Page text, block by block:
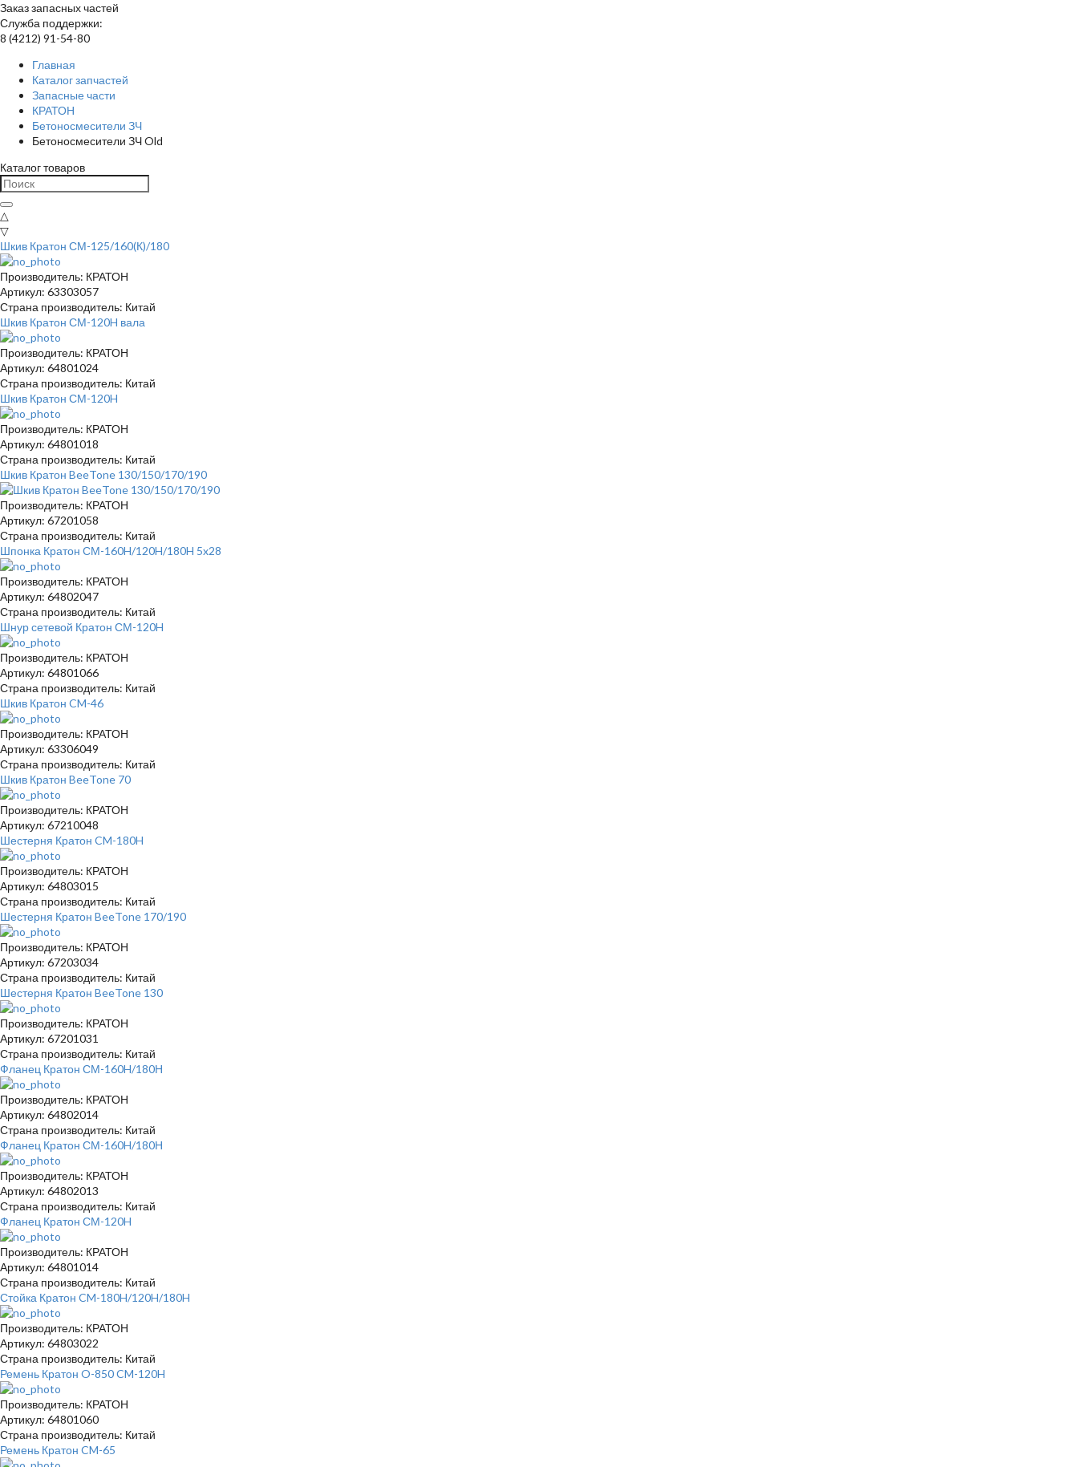
Заказ запасных частей
Служба поддержки:
8 (4212) 91-54-80
Главная
Каталог запчастей
Запасные части
КРАТОН
Бетоносмесители ЗЧ
Бетоносмесители ЗЧ Old
Каталог товаров
△
▽
Шкив Кратон СМ-125/160(К)/180
Производитель: КРАТОН
Артикул: 63303057
Страна производитель: Китай
Шкив Кратон СМ-120H вала
Производитель: КРАТОН
Артикул: 64801024
Страна производитель: Китай
Шкив Кратон СМ-120H
Производитель: КРАТОН
Артикул: 64801018
Страна производитель: Китай
Шкив Кратон BeeTone 130/150/170/190
Производитель: КРАТОН
Артикул: 67201058
Страна производитель: Китай
Шпонка Кратон СМ-160H/120H/180H 5x28
Производитель: КРАТОН
Артикул: 64802047
Страна производитель: Китай
Шнур сетевой Кратон СМ-120H
Производитель: КРАТОН
Артикул: 64801066
Страна производитель: Китай
Шкив Кратон CM-46
Производитель: КРАТОН
Артикул: 63306049
Страна производитель: Китай
Шкив Кратон BeeTone 70
Производитель: КРАТОН
Артикул: 67210048
Шестерня Кратон CM-180H
Производитель: КРАТОН
Артикул: 64803015
Страна производитель: Китай
Шестерня Кратон BeeTone 170/190
Производитель: КРАТОН
Артикул: 67203034
Страна производитель: Китай
Шестерня Кратон BeeTone 130
Производитель: КРАТОН
Артикул: 67201031
Страна производитель: Китай
Фланец Кратон СМ-160H/180Н
Производитель: КРАТОН
Артикул: 64802014
Страна производитель: Китай
Фланец Кратон СМ-160H/180Н
Производитель: КРАТОН
Артикул: 64802013
Страна производитель: Китай
Фланец Кратон СМ-120H
Производитель: КРАТОН
Артикул: 64801014
Страна производитель: Китай
Стойка Кратон CM-180H/120H/180H
Производитель: КРАТОН
Артикул: 64803022
Страна производитель: Китай
Ремень Кратон O-850 CM-120H
Производитель: КРАТОН
Артикул: 64801060
Страна производитель: Китай
Ремень Кратон CM-65